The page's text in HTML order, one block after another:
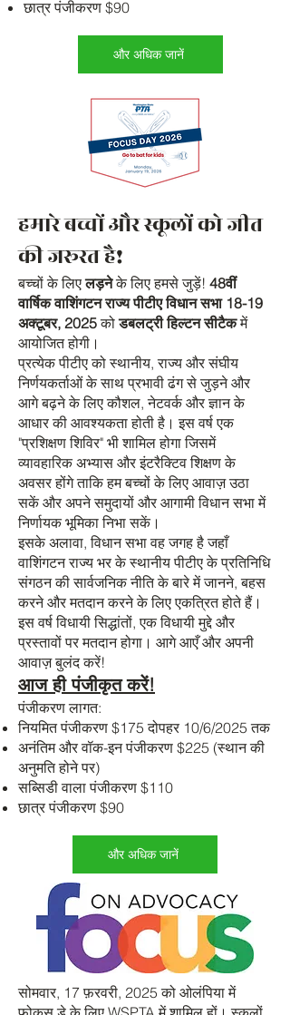
छात्र पंजीकरण $90
और अधिक जानें
हमारे बच्चों और स्कूलों को जीत
की जरूरत है!
बच्चों के लिएलड़नेके लिए हमसे जुड़ें! 48वीं
वार्षिक वाशिंगटन राज्य पीटीए विधान सभा 18-19
अक्टूबर, 2025कोडबलट्री हिल्टन सीटैकमें
आयोजित होगी।
प्रत्येक पीटीए को स्थानीय, राज्य और संघीय
निर्णयकर्ताओं के साथ प्रभावी ढंग से जुड़ने और
आगे बढ़ने के लिए कौशल, नेटवर्क और ज्ञान के
आधार की आवश्यकता होती है। इस वर्ष एक
"प्रशिक्षण शिविर" भी शामिल होगा जिसमें
व्यावहारिक अभ्यास और इंटरैक्टिव शिक्षण के
अवसर होंगे ताकि हम बच्चों के लिए आवाज़ उठा
सकें और अपने समुदायों और आगामी विधान सभा में
निर्णायक भूमिका निभा सकें।
इसके अलावा, विधान सभा वह जगह है जहाँ
वाशिंगटन राज्य भर के स्थानीय पीटीए के प्रतिनिधि
संगठन की सार्वजनिक नीति के बारे में जानने, बहस
करने और मतदान करने के लिए एकत्रित होते हैं।
इस वर्ष विधायी सिद्धांतों, एक विधायी मुद्दे और
प्रस्तावों पर मतदान होगा। आगे आएँ और अपनी
आवाज़ बुलंद करें!
आज ही पंजीकृत करें!
पंजीकरण लागत:
नियमित पंजीकरण $175 दोपहर 10/6/2025 तक
अनंतिम और वॉक-इन पंजीकरण $225 (स्थान की
अनुमति होने पर)
सब्सिडी वाला पंजीकरण $110
छात्र पंजीकरण $90
और अधिक जानें
सोमवार, 17 फ़रवरी, 2025 को ओलंपिया में